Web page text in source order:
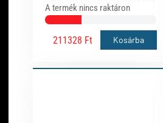
A termék nincs raktáron
211328 Ft Kosárba